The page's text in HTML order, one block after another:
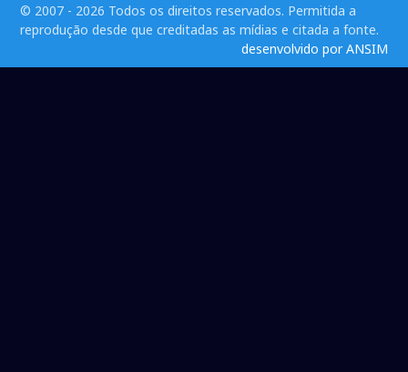
© 2007 - 2026 Todos os direitos reservados. Permitida a
reprodução desde que creditadas as mídias e citada a fonte.
desenvolvido por ANSIM